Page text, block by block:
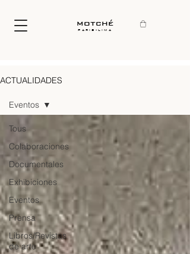
motché
paris-lima
ACTUALIDADES
Tous
Colaboraciones
Documentales
Exhibiciones
Eventos
Prensa
Libros/Revistas
de arte
Eventos